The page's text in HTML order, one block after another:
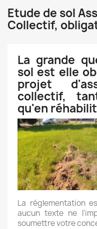
Etude de sol
Collectif,
La grande
sol est elle
projet
collectif,
qu'en
La réglementation
aucun texte ne
soumettre votre